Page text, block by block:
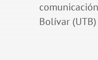
Bolívar